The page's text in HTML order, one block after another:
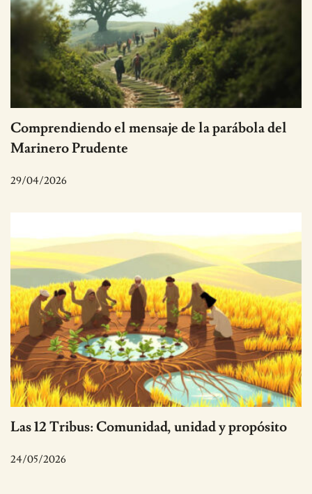
Comprendiendo el mensaje de la parábola del
Marinero Prudente
29/04/2026
Las 12 Tribus: Comunidad, unidad y propósito
24/05/2026